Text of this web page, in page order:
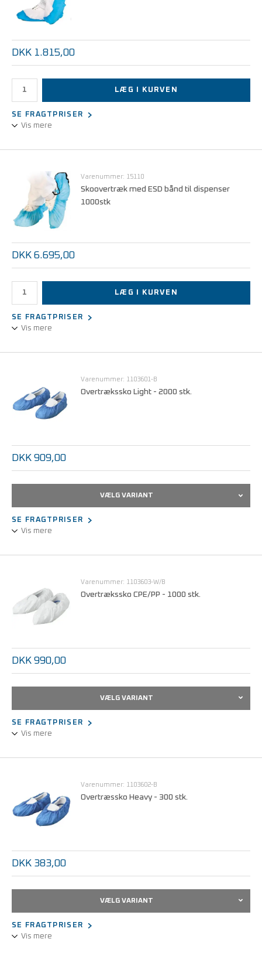
DKK 1.815,00
LÆG I KURVEN
SE FRAGTPRISER
Vis mere
Varenummer: 15110
Skoovertræk med ESD bånd til dispenser
1000stk
DKK 6.695,00
LÆG I KURVEN
SE FRAGTPRISER
Vis mere
Varenummer: 1103601-B
Overtrækssko Light - 2000 stk.
DKK 909,00
VÆLG VARIANT
SE FRAGTPRISER
Vis mere
Varenummer: 1103603-W/B
Overtrækssko CPE/PP - 1000 stk.
DKK 990,00
VÆLG VARIANT
SE FRAGTPRISER
Vis mere
Varenummer: 1103602-B
Overtræssko Heavy - 300 stk.
DKK 383,00
VÆLG VARIANT
SE FRAGTPRISER
Vis mere